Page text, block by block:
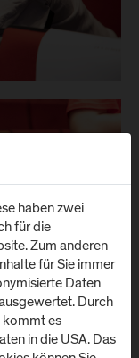
haben zwei
für die
Zum anderen
für Sie immer
Daten
Durch
kommt es
in die USA. Das